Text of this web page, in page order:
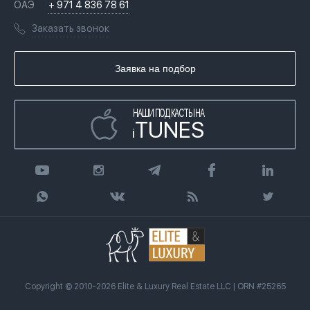
Переезд в Дубай, ОАЭ
Гражданство ОАЭ
Книги
Инфографика
Лицензии
Агентство недвижимости
ОАЭ + 971 4 836 78 61
Заказать звонок
Заявка на подбор
НАШИ ПОДКАСТЫ НА
iTUNES
Copyright © 2010-2026 Elite & Luxury Real Estate LLC | ORN #25265